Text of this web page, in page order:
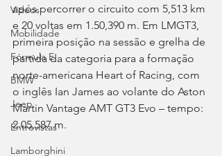
Videos
Mobilidade
Fórmula E
BMW
Jeep
Entrevistas
Lamborghini
após percorrer o circuito com 5,513 km
e 20 voltas em 1.50,390 m. Em LMGT3,
primeira posição na sessão e grelha de
partida da categoria para a formação
norte-americana Heart of Racing, com
o inglês Ian James ao volante do Aston
Martin Vantage AMT GT3 Evo – tempo:
2.05,587 m.